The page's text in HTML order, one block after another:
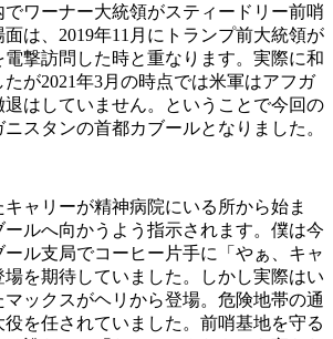
ワーナー大統領がスティードリー前哨
は、2019年11月にトランプ前大統領が
撃訪問した時と重なります。実際に和
が2021年3月の時点では米軍はアフガ
はしていません。ということで今回の
スタンの首都カブールとなりました。
ャリーが精神病院にいる所から始ま
ールへ向かうよう指示されます。僕は今
ル支局でコーヒー片手に「やぁ、キャ
場を期待していました。しかし実際はい
ックスがヘリから登場。危険地帯の通
を任されていました。前哨基地を守る